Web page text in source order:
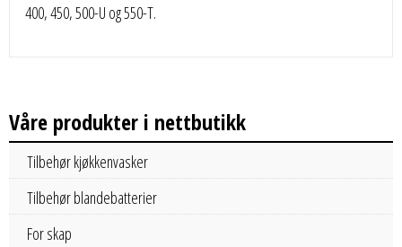
400, 450, 500-U og 550-T.
Våre produkter i nettbutikk
Tilbehør kjøkkenvasker
Tilbehør blandebatterier
For skap